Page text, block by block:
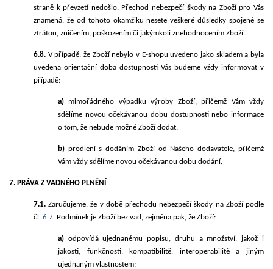
straně k převzetí nedošlo. Přechod nebezpečí škody na Zboží pro Vás
znamená, že od tohoto okamžiku nesete veškeré důsledky spojené se
ztrátou, zničením, poškozením či jakýmkoli znehodnocením Zboží.
6.8. V případě, že Zboží nebylo v E-shopu uvedeno jako skladem a byla
uvedena orientační doba dostupnosti Vás budeme vždy informovat v
případě:
a) mimořádného výpadku výroby Zboží, přičemž Vám vždy
sdělíme novou očekávanou dobu dostupnosti nebo informace
o tom, že nebude možné Zboží dodat;
b) prodlení s dodáním Zboží od Našeho dodavatele, přičemž
Vám vždy sdělíme novou očekávanou dobu dodání.
7. PRÁVA Z VADNÉHO PLNĚNÍ
7.1. Zaručujeme, že v době přechodu nebezpečí škody na Zboží podle
čl. 6.7. Podmínek je Zboží bez vad, zejména pak, že Zboží:
a) odpovídá ujednanému popisu, druhu a množství, jakož i
jakosti, funkčnosti, kompatibilitě, interoperabilitě a jiným
ujednaným vlastnostem;